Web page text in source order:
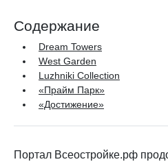
Содержание
Dream Towers
West Garden
Luzhniki Collection
«Прайм Парк»
«Достижение»
Портал Всеостройке.рф